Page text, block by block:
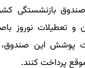
بازنشستگی
و تعطیلات نوروز
پوشش این صندوق،
پرداخت کنند.